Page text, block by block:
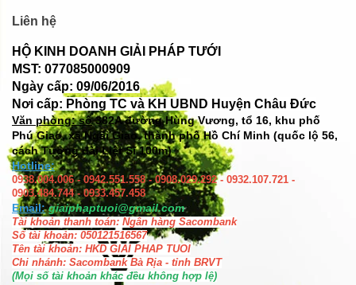
Liên hệ
HỘ KINH DOANH GIẢI PHÁP TƯỚI
MST: 077085000909
Ngày cấp: 09/06/2016
Nơi cấp: Phòng TC và KH UBND Huyện Châu Đức
Văn phòng: số382A đường Hùng Vương, tổ 16, khu phố
Phú Giao, xã Ngãi Giao, thành phố Hồ Chí Minh (quốc lộ 56,
cách Tượng đài Liệt Sĩ 100m)
Hotline:
0938.004.006 - 0942.551.558 - 0908.029.292 - 0932.107.721 -
0903.484.744 - 0933.457.458
Email: giaiphaptuoi@gmail.com
Tài khoản thanh toán: Ngân hàng Sacombank
Số tài khoản: 050121516567
Tên tài khoản: HKD GIAI PHAP TUOI
Chi nhánh: Sacombank Bà Rịa - tỉnh BRVT
(Mọi số tài khoản khác đều không hợp lệ)